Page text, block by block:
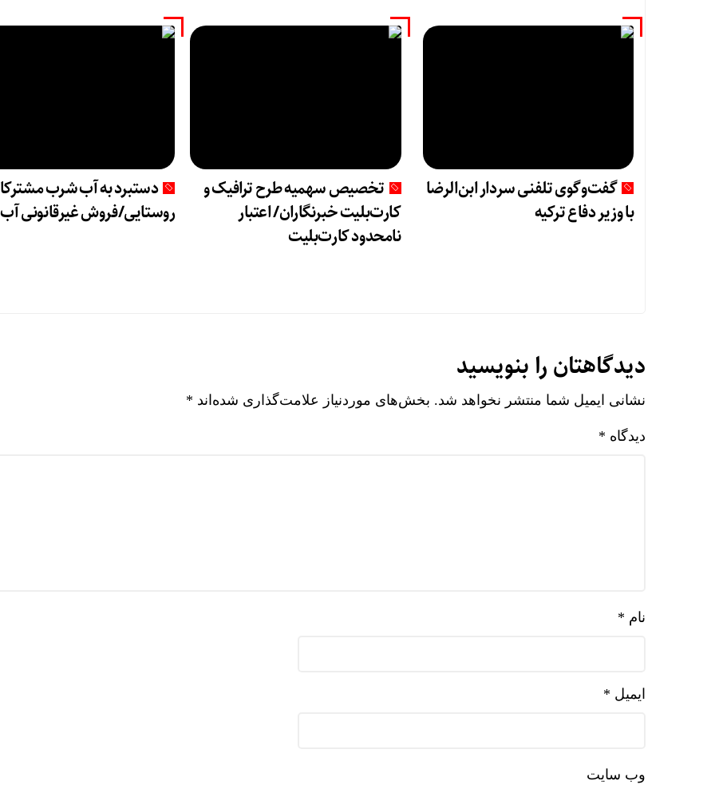
گفت‌وگوی تلفنی سردار ابن‌الرضا
با وزیر دفاع ترکیه
تخصیص سهمیه طرح ترافیک و
کارت‌بلیت خبرنگاران/ اعتبار
نامحدود کارت‌بلیت
دستبرد به آب شرب
روستایی/فروش غیرقانونی
دیدگاهتان را بنویسید
نشانی ایمیل شما منتشر نخواهد شد. بخش‌های موردنیاز علامت‌گذاری شده‌اند *
دیدگاه *
نام *
ایمیل *
وب‌ سایت